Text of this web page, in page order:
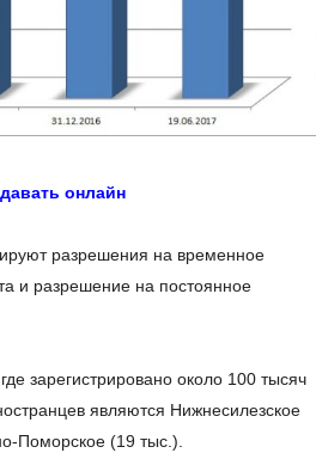
онлайн
разрешения на временное
и разрешение на постоянное
зарегистрировано около 100 тысяч
являются Нижнесилезское
Поморское (19 тыс.).